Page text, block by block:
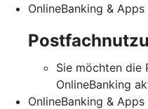
OnlineBanking & Apps
Sie möchten die
OnlineBanking
OnlineBanking & Apps